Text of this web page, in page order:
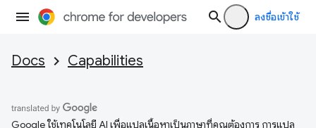
ลงชื่อเข้าใช้
Docs Capabilities
Google ใช้เทคโนโลยี AI เพื่อแปลเนื้อหาเป็นภาษาที่คุณต้องการ การแปล